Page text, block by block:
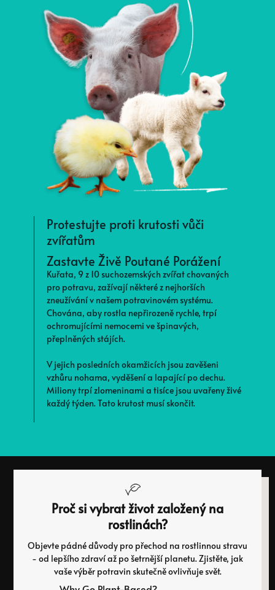
Protestujte proti krutosti vůči
zvířatům
Zastavte Živě Poutané Porážení
Kuřata, 9 z 10 suchozemských zvířat chovaných
pro potravu, zažívají některé z nejhorších
zneužívání v našem potravinovém systému.
Chována, aby rostla nepřirozeně rychle, trpí
ochromujícími nemocemi ve špinavých,
přeplněných stájích.
V jejich posledních okamžicích jsou zavěšeni
vzhůru nohama, vyděšení a lapající po dechu.
Miliony trpí zlomeninami a tisíce jsou uvařeny živé
každý týden. Tato krutost musí skončit.
Proč si vybrat život založený na
rostlinách?
Objevte pádné důvody pro přechod na rostlinnou stravu
- od lepšího zdraví až po šetrnější planetu. Zjistěte, jak
vaše výběr potravin skutečně ovlivňuje svět.